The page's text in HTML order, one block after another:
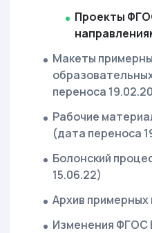
Проекты
Макеты
переноса
Рабочие
(дата переноса
Болонский
15.06.22)
Архив
Изменения ФГОС